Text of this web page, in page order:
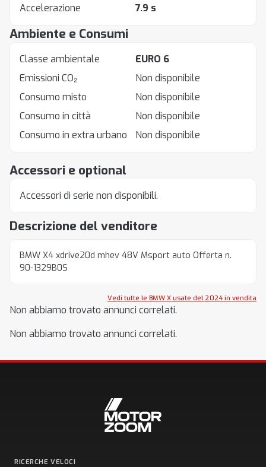
Descrizione del venditore
BMW X4 xdrive20d mhev 48V Msport auto Offerta n.
90-1329B0S
Accessori e optional
Accessori di serie non disponibili.
Accelerazione
7.9 s
Ambiente e Consumi
Classe ambientale
EURO 6
Emissioni CO₂
Non disponibile
Consumo misto
Non disponibile
Consumo in città
Non disponibile
Consumo in extra urbano
Non disponibile
Vedi tutte le BMW X usate del 2024 in vendita
Non abbiamo trovato annunci correlati.
Non abbiamo trovato annunci correlati.
RICERCHE VELOCI